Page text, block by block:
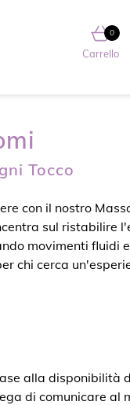
0
Carrello0
Tocco
con il nostro
sul ristabilire
movimenti fluidi
chi cerca
alla disponibilità
di comunicare al